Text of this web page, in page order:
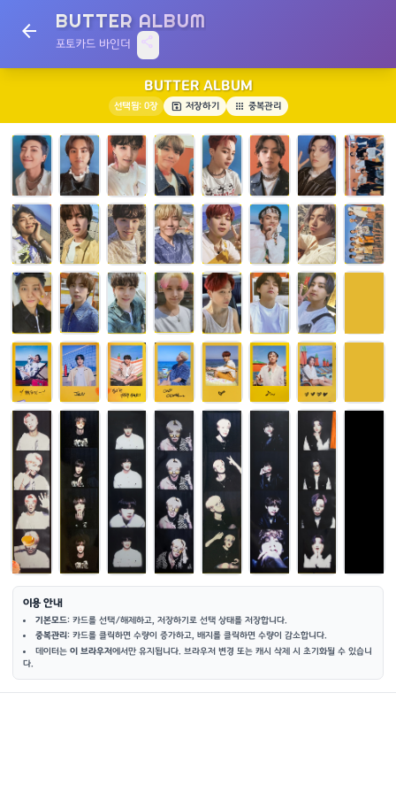
arrow_back BUTTER ALBUM
포토카드 바인더 share
BUTTER ALBUM
선택됨: 0장 save 저장하기 apps 중복관리
이용 안내
기본모드: 카드를 선택/해제하고, 저장하기로 선택 상태를 저장합니다.
중복관리 : 카드를 클릭하면 수량이 증가하고, 배지를 클릭하면 수량이 감소합니다.
데이터는 이 브라우저 에서만 유지됩니다. 브라우저 변경 또는 캐시 삭제 시 초기화될 수 있습니
다.